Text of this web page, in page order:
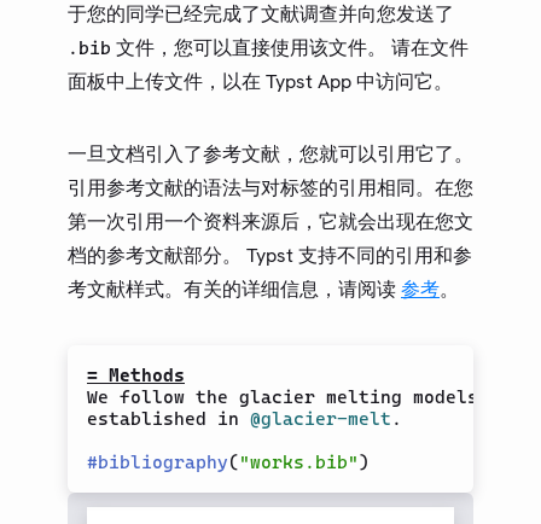
于您的同学已经完成了文献调查并向您发送了
.bib 文件，您可以直接使用该文件。 请在文件
面板中上传文件，以在 Typst App 中访问它。
一旦文档引入了参考文献，您就可以引用它了。
引用参考文献的语法与对标签的引用相同。在您
第一次引用一个资料来源后，它就会出现在您文
档的参考文献部分。 Typst 支持不同的引用和参
考文献样式。有关的详细信息，请阅读参考。
= Methods
We follow the glacier melting models
established in @glacier-melt .
#bibliography("works.bib")